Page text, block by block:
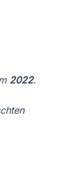
2022.